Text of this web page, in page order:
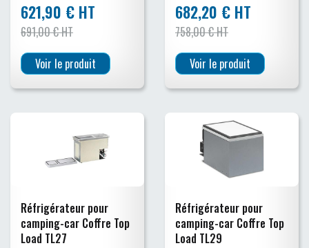
621,90 € HT
691,00 € HT
Voir le produit
682,20 € HT
758,00 € HT
Voir le produit
Réfrigérateur pour
camping-car Coffre Top
Load TL27
Réfrigérateur pour
camping-car Coffre Top
Load TL29